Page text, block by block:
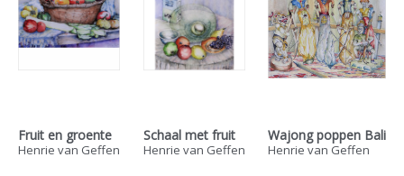
Fruit en groente
Henrie van Geffen
Schaal met fruit
Henrie van Geffen
Wajong poppen Bali
Henrie van Geffen